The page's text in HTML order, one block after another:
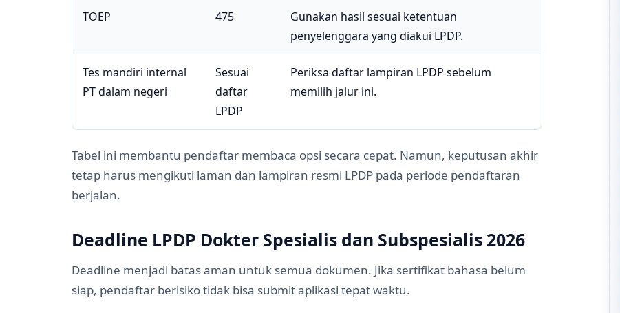
TOEP 475
Gunakan hasil sesuai ketentuan
penyelenggara yang diakui LPDP.
Tes mandiri internal
PT dalam negeri
Sesuai
daftar
LPDP
Periksa daftar lampiran LPDP sebelum
memilih jalur ini.
Tabel ini membantu pendaftar membaca opsi secara cepat. Namun, keputusan akhir
tetap harus mengikuti laman dan lampiran resmi LPDP pada periode pendaftaran
berjalan.
Deadline LPDP Dokter Spesialis dan Subspesialis 2026
Deadline menjadi batas aman untuk semua dokumen. Jika sertifikat bahasa belum
siap, pendaftar berisiko tidak bisa submit aplikasi tepat waktu.